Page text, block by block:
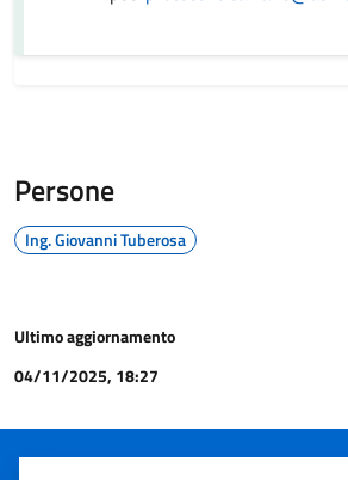
Persone
Ing. Giovanni Tuberosa
Ultimo aggiornamento
04/11/2025, 18:27